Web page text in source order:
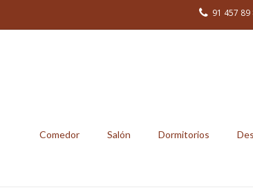
91 457 89
Comedor Salón Dormitorios